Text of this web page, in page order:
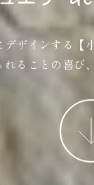
ザインする【
ることの喜び
More